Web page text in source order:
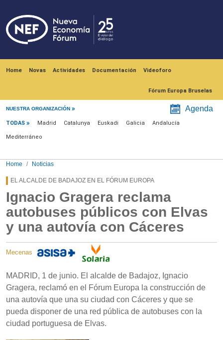
Home Novas Actividades Documentación Videoforo
Fórum Europa Bruselas
NUESTRA ORGANIZACIÓN Agenda
Menú noticias
TODAS Madrid Catalunya Euskadi Galicia Andalucía
Mediterráneo
Home Noticias
EL ALCALDE DE BADAJOZ EN EL FÓRUM EUROPA
Ignacio Gragera reclama
autobuses públicos con Elvas
y una autovía con Cáceres
Mecenas
MADRID, 1 de junio. El alcalde de Badajoz, Ignacio
Gragera, reclamó en el Fórum Europa la construcción de
una autovía que una su ciudad con Cáceres y que se
pueda disponer de una red pública de autobuses con la
ciudad portuguesa de Elvas.